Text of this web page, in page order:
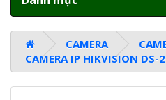
CAMERA
CAMERA IP HIKVISION DS-